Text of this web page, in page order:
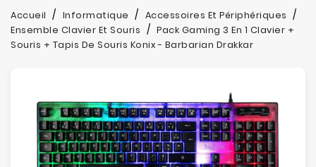
Informatique
Téléphonie
Impression
Stockage
Accueil Informatique
Accessoires Et Périphériques
Ensemble Clavier Et Souris
Pack Gaming 3 En 1 Clavier +
Souris + Tapis De Souris Konix - Barbarian Drakkar